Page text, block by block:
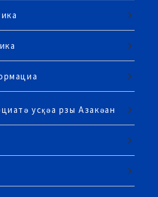
усқәа рзы Азакәан